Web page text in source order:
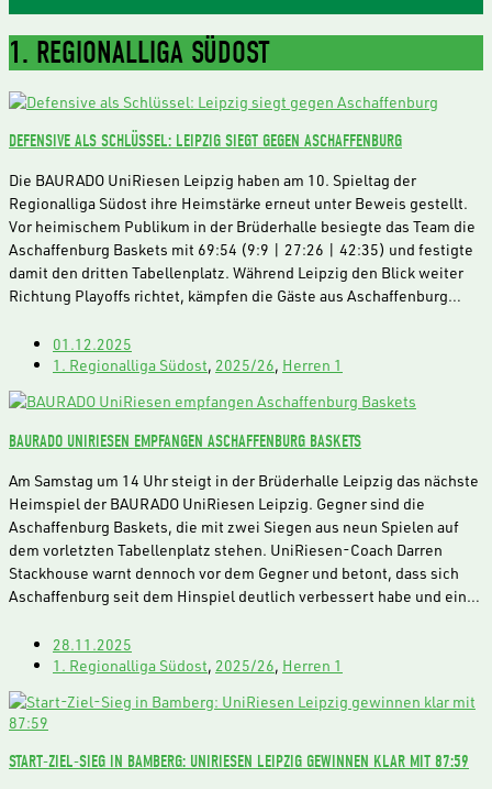
1. REGIONALLIGA SÜDOST
DEFENSIVE ALS SCHLÜSSEL: LEIPZIG SIEGT GEGEN ASCHAFFENBURG
Die BAURADO UniRiesen Leipzig haben am 10. Spieltag der
Regionalliga Südost ihre Heimstärke erneut unter Beweis gestellt.
Vor heimischem Publikum in der Brüderhalle besiegte das Team die
Aschaffenburg Baskets mit 69:54 (9:9 | 27:26 | 42:35) und festigte
damit den dritten Tabellenplatz. Während Leipzig den Blick weiter
Richtung Playoffs richtet, kämpfen die Gäste aus Aschaffenburg…
01.12.2025
1. Regionalliga Südost, 2025/26, Herren 1
BAURADO UNIRIESEN EMPFANGEN ASCHAFFENBURG BASKETS
Am Samstag um 14 Uhr steigt in der Brüderhalle Leipzig das nächste
Heimspiel der BAURADO UniRiesen Leipzig. Gegner sind die
Aschaffenburg Baskets, die mit zwei Siegen aus neun Spielen auf
dem vorletzten Tabellenplatz stehen. UniRiesen-Coach Darren
Stackhouse warnt dennoch vor dem Gegner und betont, dass sich
Aschaffenburg seit dem Hinspiel deutlich verbessert habe und ein…
28.11.2025
1. Regionalliga Südost, 2025/26, Herren 1
START-ZIEL-SIEG IN BAMBERG: UNIRIESEN LEIPZIG GEWINNEN KLAR MIT 87:59